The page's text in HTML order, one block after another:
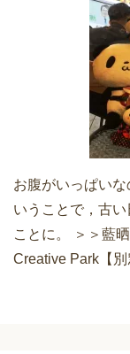
お腹がいっぱい
いうことで，古
ことに。 ＞＞藍
Creative Park【